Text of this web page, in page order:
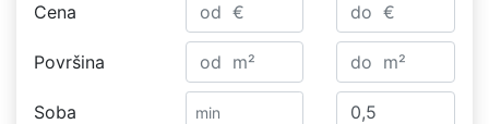
Cena
Površina
Soba